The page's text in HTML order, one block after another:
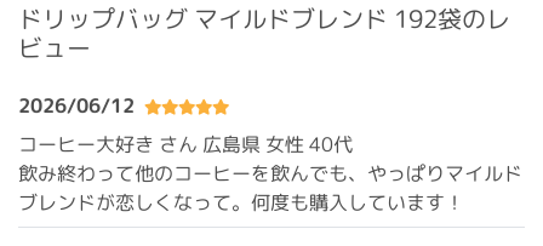
ドリップバッグ マイルドブレンド 192袋のレ
ビュー
2026/06/12
コーヒー大好き さん 広島県 女性 40代
飲み終わって他のコーヒーを飲んでも、やっぱりマイルド
ブレンドが恋しくなって。何度も購入しています！